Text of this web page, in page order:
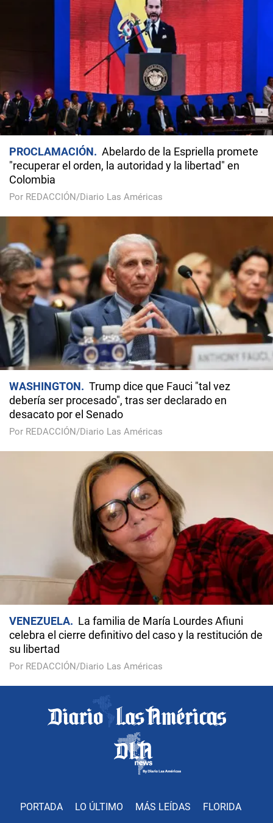
PROCLAMACIÓN
Abelardo de la Espriella promete
"recuperar el orden, la autoridad y la libertad" en
Colombia
Por REDACCIÓN/Diario Las Américas
WASHINGTON
Trump dice que Fauci "tal vez
debería ser procesado", tras ser declarado en
desacato por el Senado
Por REDACCIÓN/Diario Las Américas
VENEZUELA
La familia de María Lourdes Afiuni
celebra el cierre definitivo del caso y la restitución de
su libertad
Por REDACCIÓN/Diario Las Américas
PORTADA LO ÚLTIMO MÁS LEÍDAS FLORIDA